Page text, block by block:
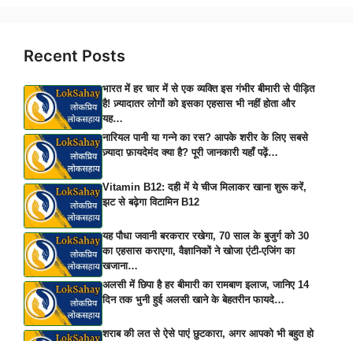
Recent Posts
भारत में हर चार में से एक व्यक्ति इस गंभीर बीमारी से पीड़ित
है! ज़्यादातर लोगों को इसका एहसास भी नहीं होता और
यह…
नारियल पानी या गन्ने का रस? आपके शरीर के लिए सबसे
ज़्यादा फ़ायदेमंद क्या है? पूरी जानकारी यहाँ पढ़ें…
Vitamin B12: दही में ये चीज मिलाकर खाना शुरू करें,
झट से बढ़ेगा विटामिन B12
यह पौधा जवानी बरकरार रखेगा, 70 साल के बुजुर्ग को 30
का एहसास कराएगा, वैज्ञानिकों ने खोजा एंटी-एजिंग का
खजाना…
अलसी में छिपा है हर बीमारी का रामबाण इलाज, जानिए 14
दिन तक भुनी हुई अलसी खाने के बेहतरीन फायदे…
शराब की लत से ऐसे पाएं छुटकारा, अगर आपको भी बहुत हो